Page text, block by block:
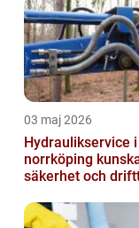
03 maj 2026
Hydraulikservice i
norrköping kunskap,
säkerhet och